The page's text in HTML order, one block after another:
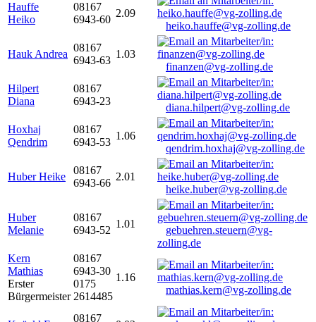
Hauffe
Heiko
08167
6943-60
2.09
heiko.hauffe@vg-zolling.de
Hauk Andrea
08167
6943-63
1.03
finanzen@vg-zolling.de
Hilpert
Diana
08167
6943-23
diana.hilpert@vg-zolling.de
Hoxhaj
Qendrim
08167
6943-53
1.06
qendrim.hoxhaj@vg-zolling.de
Huber Heike
08167
6943-66
2.01
heike.huber@vg-zolling.de
Huber
Melanie
08167
6943-52
1.01
gebuehren.steuern@vg-
zolling.de
Kern
Mathias
Erster
Bürgermeister
08167
6943-30
0175
2614485
1.16
mathias.kern@vg-zolling.de
08167